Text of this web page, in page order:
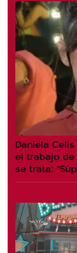
Daniela
el trabajo
se trata: